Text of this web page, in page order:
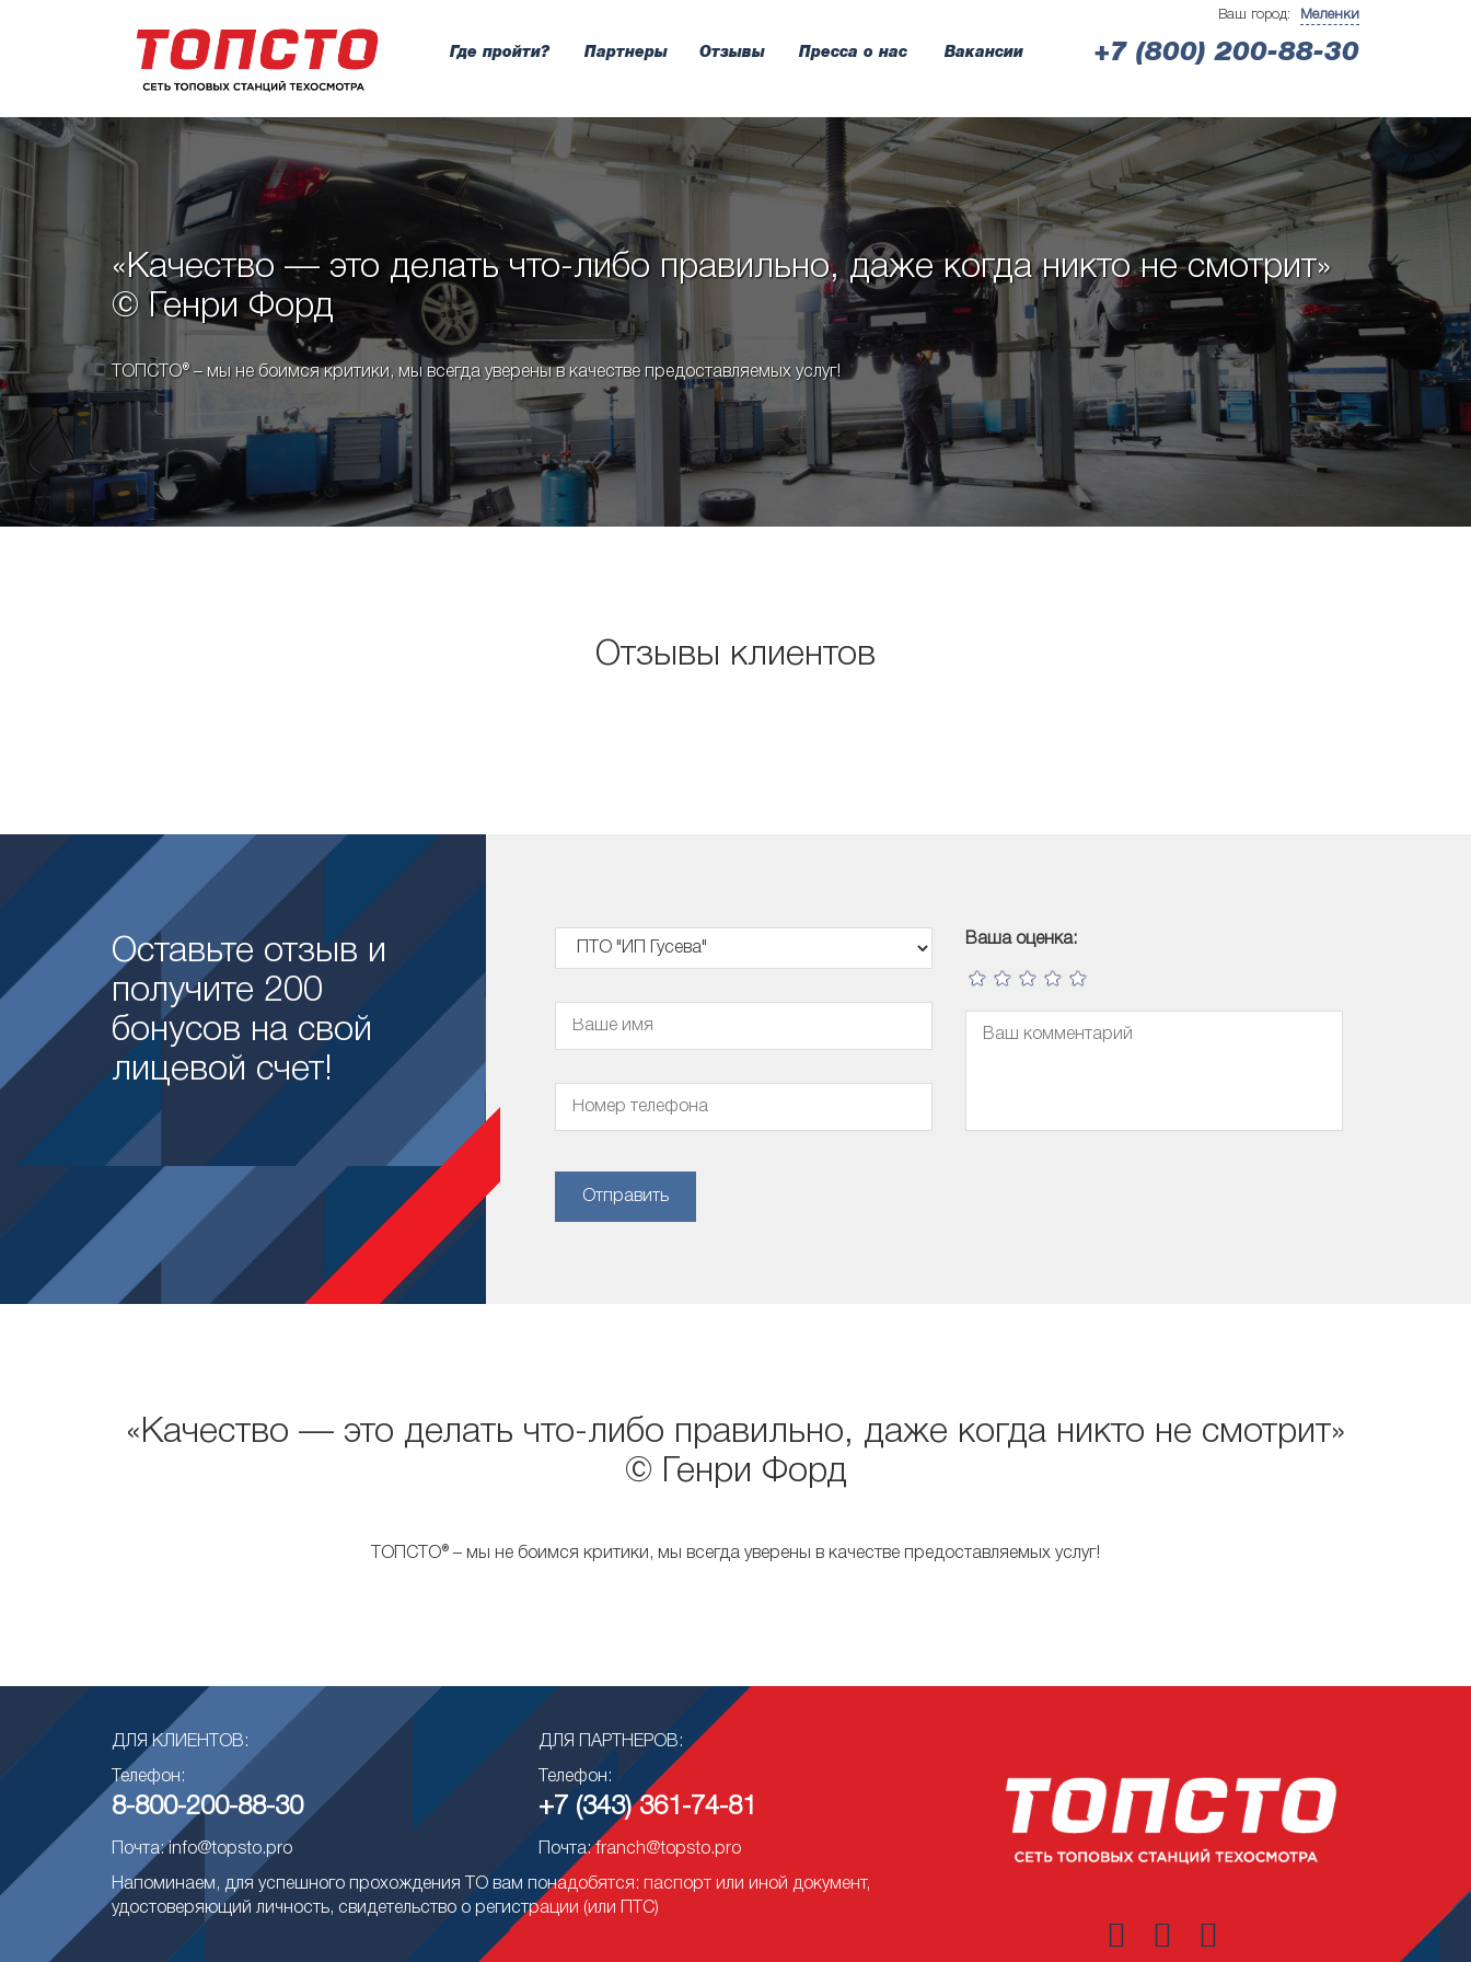
Ваш город: Меленки
+7 (800) 200-88-30
Где пройти? Партнеры Отзывы Пресса о нас Вакансии
«Качество — это делать что-либо правильно, даже когда никто не смотрит»
© Генри Форд
ТОПСТО® – мы не боимся критики, мы всегда уверены в качестве предоставляемых услуг!
Отзывы клиентов
Оставьте отзыв и
получите 200
бонусов на свой
лицевой счет!
Ваша оценка:
Отправить
«Качество — это делать что-либо правильно, даже когда никто не смотрит»
© Генри Форд
ТОПСТО® – мы не боимся критики, мы всегда уверены в качестве предоставляемых услуг!
ДЛЯ КЛИЕНТОВ:
Телефон:
8-800-200-88-30
Почта: info@topsto.pro
ДЛЯ ПАРТНЕРОВ:
Телефон:
+7 (343) 361-74-81
Почта: franch@topsto.pro
Напоминаем, для успешного прохождения ТО вам понадобятся: паспорт или иной документ,
удостоверяющий личность, свидетельство о регистрации (или ПТС)